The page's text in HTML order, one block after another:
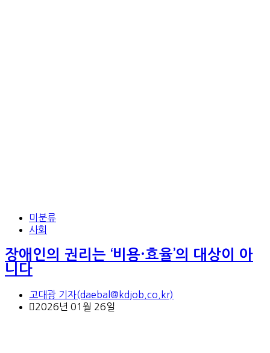
미분류
사회
장애인의 권리는 ‘비용·효율’의 대상이 아
니다
고대광 기자(daebal@kdjob.co.kr)
2026년 01월 26일